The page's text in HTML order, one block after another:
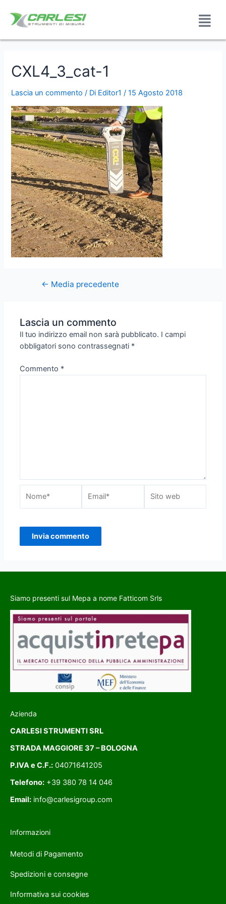
CXL4_3_cat-1
Lascia un commento / Di Editor1 /15 Agosto 2018
← Media precedente
Lascia un commento
Il tuo indirizzo email non sarà pubblicato. I campi
obbligatori sono contrassegnati *
Commento *
Siamo presenti sul Mepa a nome Fatticom Srls
Azienda
CARLESI STRUMENTI SRL
STRADA MAGGIORE 37 – BOLOGNA
P.IVA e C.F.: 04071641205
Telefono: +39 380 78 14 046
Email: info@carlesigroup.com
Informazioni
Metodi di Pagamento
Spedizioni e consegne
Informativa sui cookies